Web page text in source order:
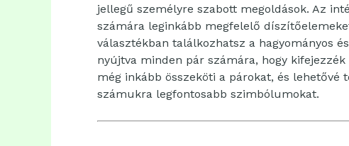
jellegű személyre szabott megoldások. Az
számára leginkább megfelelő
választékban találkozhatsz a hagyományos
nyújtva minden pár számára, hogy
még inkább összeköti a párokat, és
számukra legfontosabb szimbólumokat.